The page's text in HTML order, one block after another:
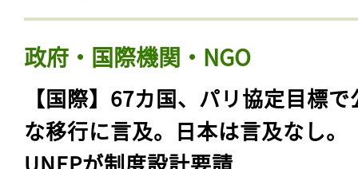
政府・国際機関・NGO
【国際】67カ国、パリ協定目標で
な移行に言及。日本は言及なし。
UNEPが制度設計要請